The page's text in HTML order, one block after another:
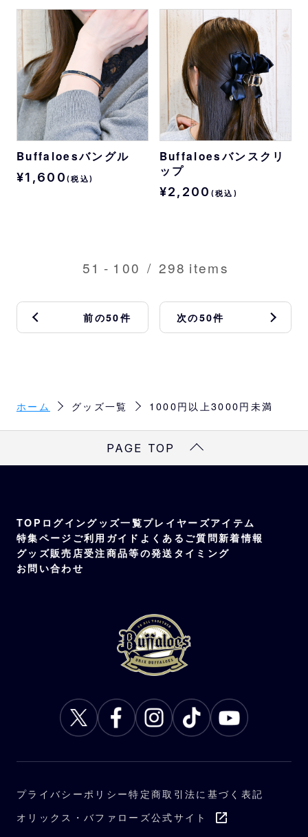
Buffaloesバングル
¥1,600 (税込)
Buffaloesバンスクリ
ップ
¥2,200 (税込)
51 - 100 / 298 items
前の50件 次の50件
ホーム グッズ一覧 1000円以上3000円未満
PAGE TOP
TOP ログイングッズ一覧プレイヤーズアイテム
特集ページ ご利用ガイド よくあるご質問新着情報
グッズ販売店受注商品等の発送タイミング
お問い合わせ
プライバシーポリシー特定商取引法に基づく表記
オリックス・バファローズ公式サイト